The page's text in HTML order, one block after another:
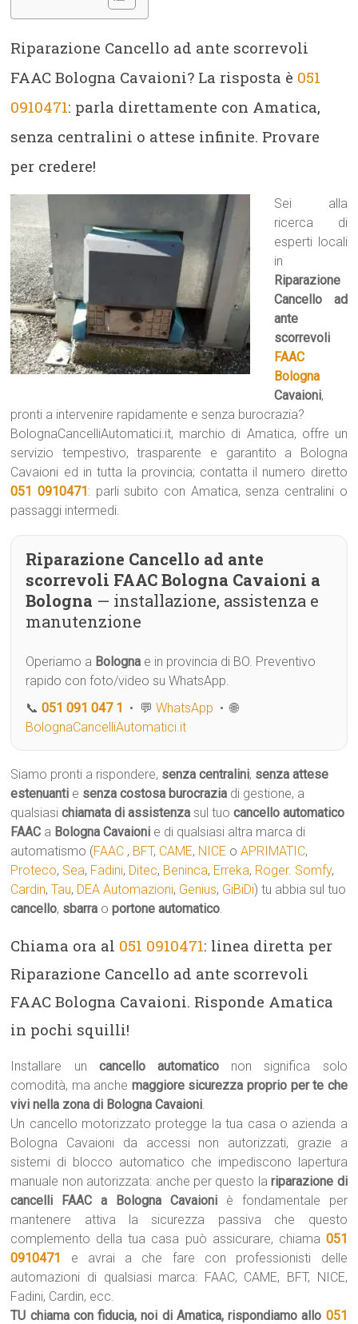
Riparazione Cancello ad ante scorrevoli
FAAC Bologna Cavaioni? La risposta è 051
0910471: parla direttamente con Amatica,
senza centralini o attese infinite. Provare
per credere!
Sei alla
ricerca di
esperti locali
in
Riparazione
Cancello ad
ante
scorrevoli
FAAC
Bologna
Cavaioni,
pronti a intervenire rapidamente e senza burocrazia?
BolognaCancelliAutomatici.it, marchio di Amatica, offre un
servizio tempestivo, trasparente e garantito a Bologna
Cavaioni ed in tutta la provincia; contatta il numero diretto
051 0910471: parli subito con Amatica, senza centralini o
passaggi intermedi.
Riparazione Cancello ad ante
scorrevoli FAAC Bologna Cavaioni a
Bologna — installazione, assistenza e
manutenzione
Operiamo a Bologna e in provincia di BO. Preventivo
rapido con foto/video su WhatsApp.
📞051 091 047 1 • 💬WhatsApp • 🌐
BolognaCancelliAutomatici.it
Siamo pronti a rispondere, senza centralini, senza attese
estenuanti e senza costosa burocrazia di gestione, a
qualsiasichiamata di assistenza sul tuocancello automatico
FAAC a Bologna Cavaioni e di qualsiasi altra marca di
automatismo (FAAC , BFT, CAME, NICE oAPRIMATIC,
Proteco, Sea, Fadini, Ditec, Beninca, Erreka, Roger. Somfy,
Cardin,Tau, DEA Automazioni, Genius, GiBiDi) tu abbia sul tuo
cancello, sbarra oportone automatico.
Chiama ora al 051 0910471: linea diretta per
Riparazione Cancello ad ante scorrevoli
FAAC Bologna Cavaioni. Risponde Amatica
in pochi squilli!
Installare un cancello automatico non significa solo
comodità, ma anche maggiore sicurezza proprio per te che
vivi nella zona di Bologna Cavaioni.
Un cancello motorizzato protegge la tua casa o azienda a
Bologna Cavaioni da accessi non autorizzati, grazie a
sistemi di blocco automatico che impediscono lapertura
manuale non autorizzata: anche per questo lariparazione di
cancelli FAAC a Bologna Cavaioniè fondamentale per
mantenere attiva la sicurezza passiva che questo
complemento della tua casa può assicurare, chiama 051
0910471
e avrai a che fare con professionisti delle
automazioni di qualsiasi marca: FAAC, CAME, BFT, NICE,
Fadini, Cardin, ecc.
TU chiama con fiducia, noi di Amatica, rispondiamo allo 051